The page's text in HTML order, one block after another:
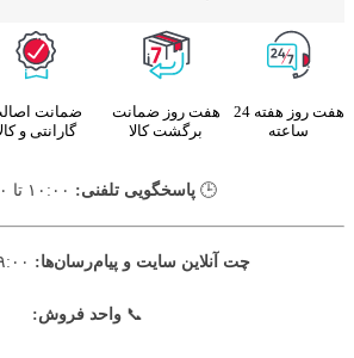
هفت روز هفته 24
ساعته
هفت روز ضمانت
برگشت کالا
ضمانت
گارانتی و
🕒 پاسخگویی تلفنی:
چت آنلاین سایت و پیام‌رسان‌ها:
📞واحد فروش: